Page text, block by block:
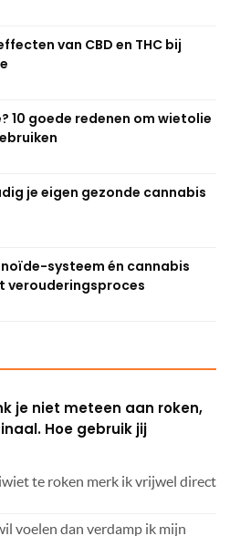
van CBD en THC bij
10 goede redenen om wietolie
je eigen gezonde cannabis
systeem én cannabis
verouderingsproces
je niet meteen aan roken,
Hoe gebruik jij
te roken merk ik vrijwel direct
voelen dan verdamp ik mijn